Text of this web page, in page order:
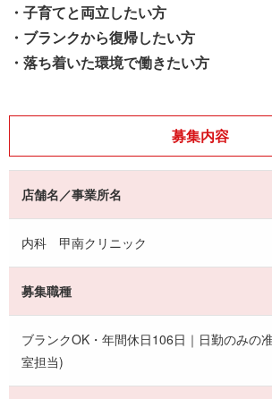
・子育てと両立したい方
・ブランクから復帰したい方
・落ち着いた環境で働きたい方
募集内容
店舗名／事業所名
内科 甲南クリニック
募集職種
ブランクOK・年間休日106日｜日勤のみの
室担当)